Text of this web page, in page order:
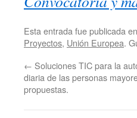
Esta entrada fue publicada en
Proyectos, Unión Europea.
← Soluciones TIC para la
diaria de las personas
propuestas.